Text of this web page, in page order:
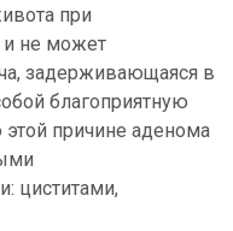
при
не может
задерживающаяся в
благоприятную
причине аденома
циститами,